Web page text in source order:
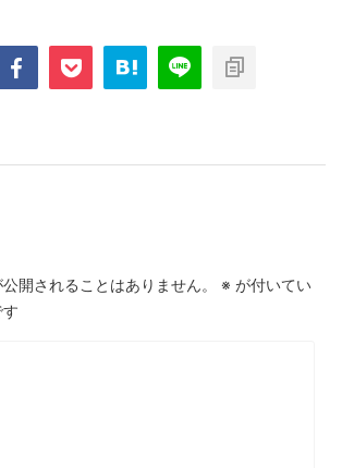
開されることはありません。 ※ が付いてい